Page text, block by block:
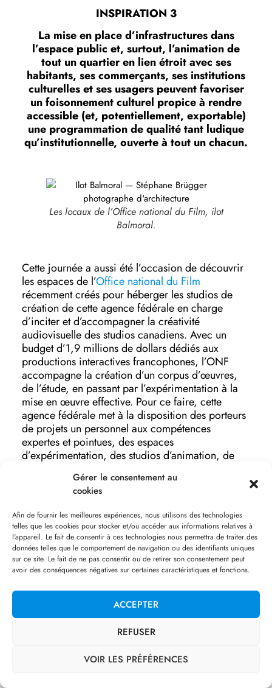
Gérer le consentement au
cookies
Afin de fournir les meilleures expériences, nous utilisons des technologies
telles que les cookies pour stocker et/ou accéder aux informations relatives à
l'appareil. Le fait de consentir à ces technologies nous permettra de traiter des
données telles que le comportement de navigation ou des identifiants uniques
sur ce site. Le fait de ne pas consentir ou de retirer son consentement peut
avoir des conséquences négatives sur certaines caractéristiques et fonctions.
ACCEPTER
REFUSER
VOIR LES PRÉFÉRENCES
INSPIRATION 3
La mise en place d’infrastructures dans
l’espace public et, surtout, l’animation de
tout un quartier en lien étroit avec ses
habitants, ses commerçants, ses institutions
culturelles et ses usagers peuvent favoriser
un foisonnement culturel propice à rendre
accessible (et, potentiellement, exportable)
une programmation de qualité tant ludique
qu’institutionnelle, ouverte à tout un chacun.
Les locaux de l’Office national du Film, ilot
Balmoral.
Cette journée a aussi été l’occasion de découvrir
les espaces de l’Office national du Film
récemment créés pour héberger les studios de
création de cette agence fédérale en charge
d’inciter et d’accompagner la créativité
audiovisuelle des studios canadiens. Avec un
budget d’1,9 millions de dollars dédiés aux
productions interactives francophones, l’ONF
accompagne la création d’un corpus d’œuvres,
de l’étude, en passant par l’expérimentation à la
mise en œuvre effective. Pour ce faire, cette
agence fédérale met à la disposition des porteurs
de projets un personnel aux compétences
expertes et pointues, des espaces
d’expérimentation, des studios d’animation, de
montage et des espaces de diffusion. Différentes
œuvres ont ainsi été accompagnées par l’ONF
telles que, par exemple,
(expérience en réalité virtuelle à vivre en mode
multi-joueurs pour réaliser une conversation
autour de l’intelligence artificielle avec une IA) ou
l’aide à la création d’une installation artistique
numérique au jardin botanique de Montréal sur
une parcelle en décontamination afin d’en
valoriser les données scientifiques.
Un exemple des espaces de création dédiés